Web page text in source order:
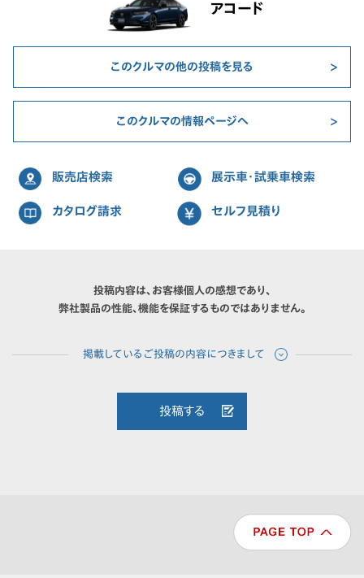
アコード
このクルマの他の投稿を見る
このクルマの情報ページへ
販売店検索 展示車・試乗車検索
カタログ請求 セルフ見積り
投稿内容は、お客様個人の感想であり、
弊社製品の性能、機能を保証するものではありません。
投稿する